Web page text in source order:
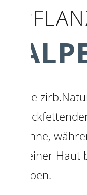
Die
Sinne,
deiner
Alpen.